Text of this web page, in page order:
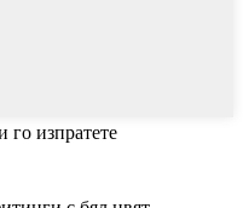
изпратете